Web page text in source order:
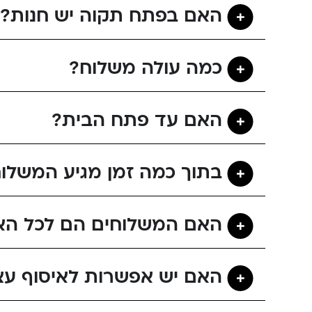
האם בפתח תקוה יש חנות?
כמה עולה משלוח?
האם עד פתח הבית?
בתוך כמה זמן מגיע
האם המשלוחים הם לכל
האם יש אפשרות לאיסוף